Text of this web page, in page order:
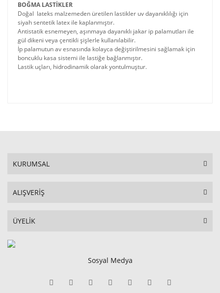
BOĞMA LASTİKLER
Doğal lateks malzemeden üretilen lastikler uv dayanıklılığı için
siyah sentetik latex ile kaplanmıştır.
Antistatik esnemeyen, aşınmaya dayanıklı jakar ip palamutları ile
gül dikeni veya çentikli şişlerle kullanılabilir.
İp palamutun av esnasında kolayca değiştirilmesini sağlamak için
boncuklu kasa sistemi ile lastiğe bağlanmıştır.
Lastik uçları, hidrodinamik olarak yontulmuştur.
KURUMSAL
ALIŞVERİŞ
ÜYELİK
Sosyal Medya